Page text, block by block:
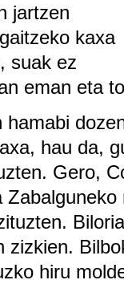
jartzen
kaxa
suak ez
eman eta
hamabi
hau da,
Gero,
zizkien.
hiru